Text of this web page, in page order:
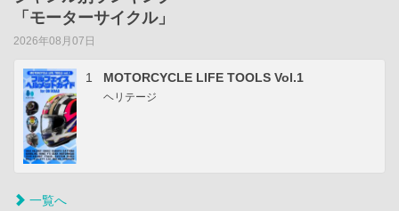
「モーターサイクル」
2026年08月07日
1 MOTORCYCLE LIFE TOOLS Vol.1
ヘリテージ
一覧へ